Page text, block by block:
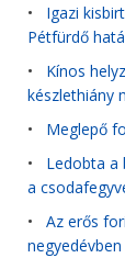
• Igazi
Pétfürdő
• Kínos
készlethiány
• Meglepő
• Ledobta a
a
• Az erős